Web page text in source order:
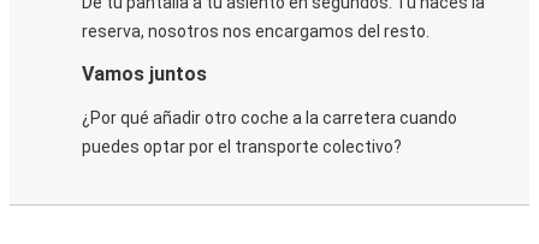
reserva, nosotros nos encargamos del resto.
Vamos juntos
¿Por qué añadir otro coche a la carretera cuando
puedes optar por el transporte colectivo?